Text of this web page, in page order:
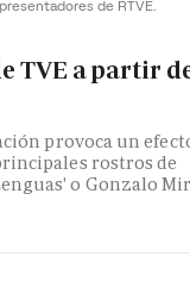
presentadores de RTVE.
TVE a partir
provoca un
rostros de
o Gonzalo